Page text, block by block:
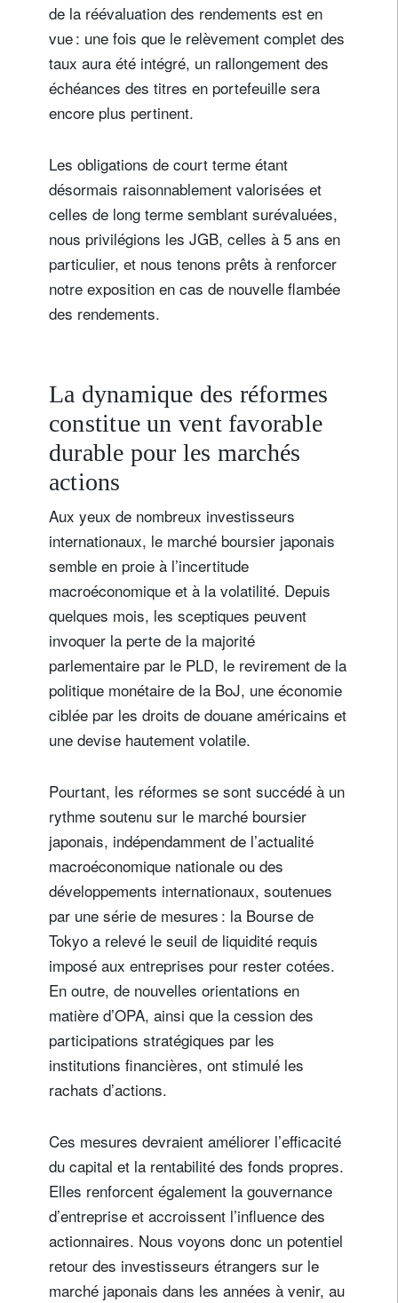
de la réévaluation des rendements est en
vue : une fois que le relèvement complet des
taux aura été intégré, un rallongement des
échéances des titres en portefeuille sera
encore plus pertinent.
Les obligations de court terme étant
désormais raisonnablement valorisées et
celles de long terme semblant surévaluées,
nous privilégions les JGB, celles à 5 ans en
particulier, et nous tenons prêts à renforcer
notre exposition en cas de nouvelle flambée
des rendements.
La dynamique des réformes
constitue un vent favorable
durable pour les marchés
actions
Aux yeux de nombreux investisseurs
internationaux, le marché boursier japonais
semble en proie à l’incertitude
macroéconomique et à la volatilité. Depuis
quelques mois, les sceptiques peuvent
invoquer la perte de la majorité
parlementaire par le PLD, le revirement de la
politique monétaire de la BoJ, une économie
ciblée par les droits de douane américains et
une devise hautement volatile.
Pourtant, les réformes se sont succédé à un
rythme soutenu sur le marché boursier
japonais, indépendamment de l’actualité
macroéconomique nationale ou des
développements internationaux, soutenues
par une série de mesures : la Bourse de
Tokyo a relevé le seuil de liquidité requis
imposé aux entreprises pour rester cotées.
En outre, de nouvelles orientations en
matière d’OPA, ainsi que la cession des
participations stratégiques par les
institutions financières, ont stimulé les
rachats d’actions.
Ces mesures devraient améliorer l’efficacité
du capital et la rentabilité des fonds propres.
Elles renforcent également la gouvernance
d’entreprise et accroissent l’influence des
actionnaires. Nous voyons donc un potentiel
retour des investisseurs étrangers sur le
marché japonais dans les années à venir, au